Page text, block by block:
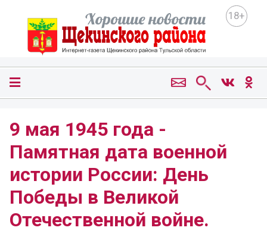
18+
9 мая 1945 года -
Памятная дата военной
истории России: День
Победы в Великой
Отечественной войне.